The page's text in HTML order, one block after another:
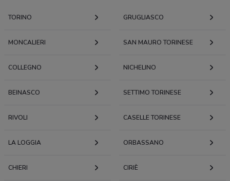
TORINO GRUGLIASCO
MONCALIERI SAN MAURO TORINESE
COLLEGNO NICHELINO
BEINASCO SETTIMO TORINESE
RIVOLI CASELLE TORINESE
LA LOGGIA ORBASSANO
CHIERI CIRIÈ